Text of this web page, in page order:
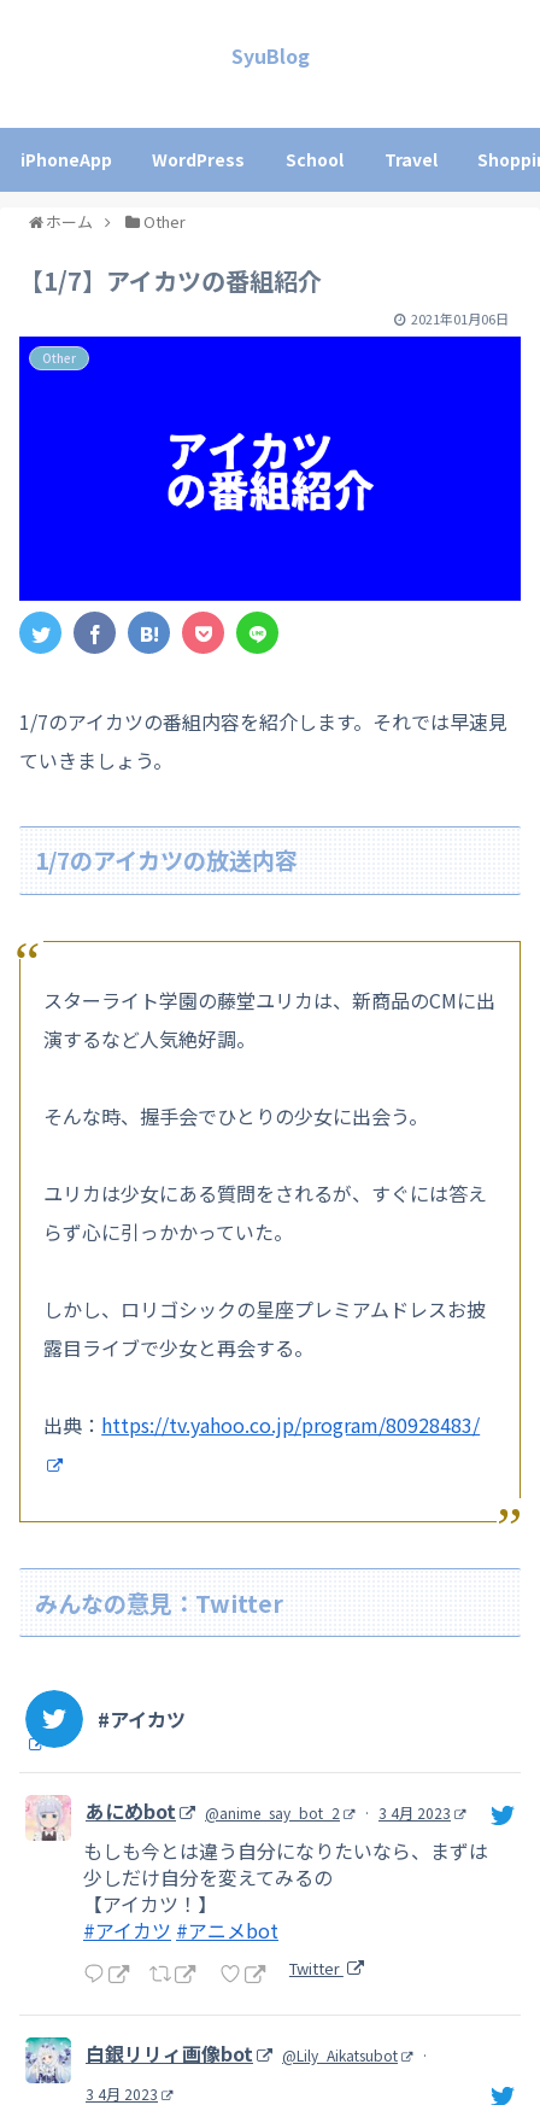
SyuBlog
iPhoneApp WordPress School Travel
ホーム Other
【1/7】アイカツの番組紹介
2021年01月06日
Other
1/7のアイカツの番組内容を紹介します。それでは早速見
ていきましょう。
1/7のアイカツの放送内容
スターライト学園の藤堂ユリカは、新商品のCMに出
演するなど人気絶好調。
そんな時、握手会でひとりの少女に出会う。
ユリカは少女にある質問をされるが、すぐには答え
らず心に引っかかっていた。
しかし、ロリゴシックの星座プレミアムドレスお披
露目ライブで少女と再会する。
出典： https://tv.yahoo.co.jp/program/80928483/
みんなの意見：Twitter
#アイカツ
あにめbot @anime_say_bot_2 · 3 4月 2023
もしも今とは違う自分になりたいなら、まずは
少しだけ自分を変えてみるの
【アイカツ！】
#アイカツ #アニメbot
Twitter
白銀リリィ画像bot @Lily_Aikatsubot
·
3 4月 2023